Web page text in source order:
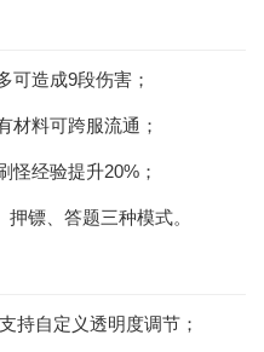
可造成9段伤害；
材料可跨服流通；
怪经验提升20%；
镖、答题三种模式。
持自定义透明度调节；